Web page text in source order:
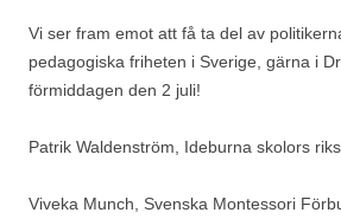
Vi ser fram emot att få ta del av
pedagogiska friheten i Sverige, gärna i
förmiddagen den 2 juli!
Patrik Waldenström, Ideburna skolors
Viveka Munch, Svenska Montessori